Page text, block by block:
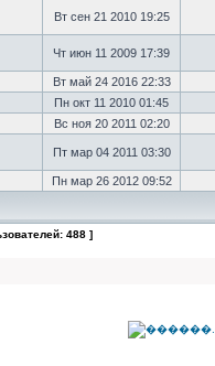
Вт сен 21 2010 19:25
Чт июн 11 2009 17:39
Вт май 24 2016 22:33
Пн окт 11 2010 01:45
Вс ноя 20 2011 02:20
Пт мар 04 2011 03:30
Пн мар 26 2012 09:52
488 ]